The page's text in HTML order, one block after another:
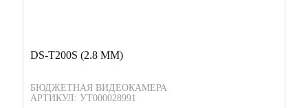
DS-T200S (2.8 MM)
БЮДЖЕТНАЯ ВИДЕОКАМЕРА
АРТИКУЛ: УТ000028991